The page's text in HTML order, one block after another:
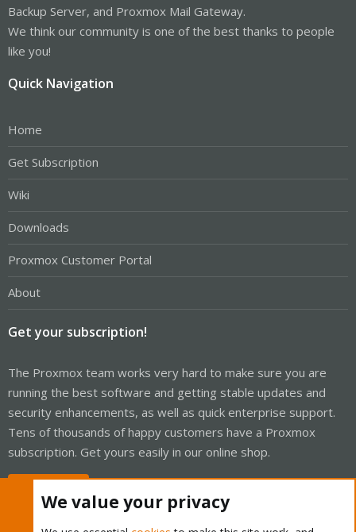
Backup Server, and Proxmox Mail Gateway.
We think our community is one of the best thanks to people
like you!
Quick Navigation
Home
Get Subscription
Wiki
Downloads
Proxmox Customer Portal
About
Get your subscription!
The Proxmox team works very hard to make sure you are
running the best software and getting stable updates and
security enhancements, as well as quick enterprise support.
Tens of thousands of happy customers have a Proxmox
subscription. Get yours easily in our online shop.
We value your privacy